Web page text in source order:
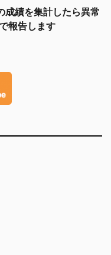
成績を集計したら異常
報告します